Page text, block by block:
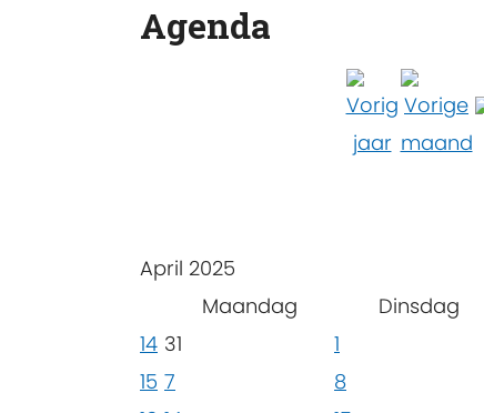
Agenda
April 2025
Maandag
Dinsdag
14 31 1
15 7 8